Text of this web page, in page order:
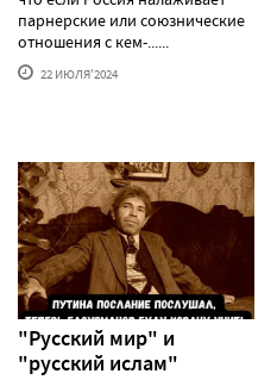
парнерские или союзнические
отношения с кем-......
22 ИЮЛЯ'2024
"Русский мир" и
"русский ислам"